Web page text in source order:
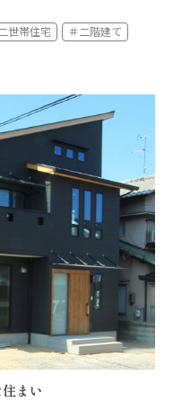
世帯住宅
＃二階建て
まい